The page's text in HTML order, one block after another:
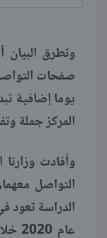
وتطرق
يوما إضافية
المركز جملة
وأفادت وزارتا
التواصل
الدراسة